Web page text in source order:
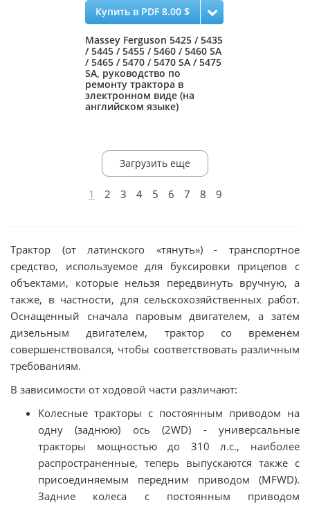
Купить в PDF 8.00 $
Massey Ferguson 5425 / 5435
/ 5445 / 5455 / 5460 / 5460 SA
/ 5465 / 5470 / 5470 SA / 5475
SA, руководство по
ремонту трактора в
электронном виде (на
английском языке)
Загрузить еще
1 2 3 4 5 6 7 8 9
Трактор (от латинского «тянуть») - транспортное
средство, используемое для буксировки прицепов с
объектами, которые нельзя передвинуть вручную, а
также, в частности, для сельскохозяйственных работ.
Оснащенный сначала паровым двигателем, а затем
дизельным двигателем, трактор со временем
совершенствовался, чтобы соответствовать различным
требованиям.
В зависимости от ходовой части различают:
Колесные тракторы с постоянным приводом на
одну (заднюю) ось (2WD) - универсальные
тракторы мощностью до 310 л.с., наиболее
распространенные, теперь выпускаются также с
присоединяемым передним приводом (MFWD).
Задние колеса с постоянным приводом